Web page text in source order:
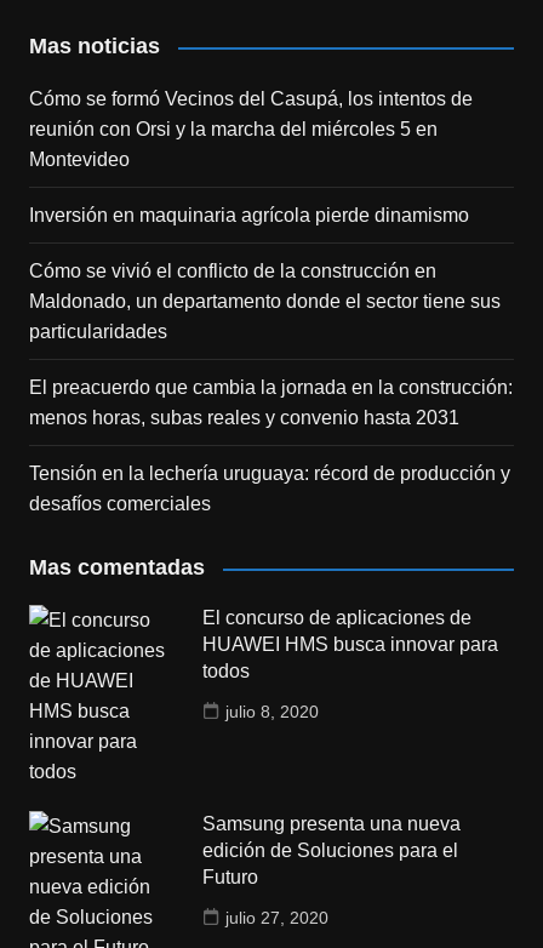
Mas noticias
Cómo se formó Vecinos del Casupá, los intentos de
reunión con Orsi y la marcha del miércoles 5 en
Montevideo
Inversión en maquinaria agrícola pierde dinamismo
Cómo se vivió el conflicto de la construcción en
Maldonado, un departamento donde el sector tiene sus
particularidades
El preacuerdo que cambia la jornada en la construcción:
menos horas, subas reales y convenio hasta 2031
Tensión en la lechería uruguaya: récord de producción y
desafíos comerciales
Mas comentadas
El concurso de aplicaciones de
HUAWEI HMS busca innovar para
todos
julio 8, 2020
Samsung presenta una nueva
edición de Soluciones para el
Futuro
julio 27, 2020